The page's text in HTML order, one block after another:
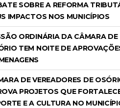
SOBRE A REFORMA
IMPACTOS NOS MUNICÍPIOS
ORDINÁRIA DA CÂMARA DE
TEM NOITE DE
DE VEREADORES DE
PROJETOS QUE
E A CULTURA NO